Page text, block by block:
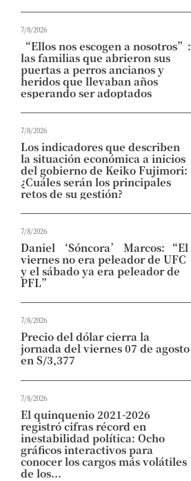
7/8/2026
“Ellos nos escogen a nosotros”:
las familias que abrieron sus
puertas a perros ancianos y
heridos que llevaban años
esperando ser adoptados
7/8/2026
Los indicadores que describen
la situación económica a inicios
del gobierno de Keiko Fujimori:
¿Cuáles serán los principales
retos de su gestión?
7/8/2026
Daniel ‘Sóncora’ Marcos: “El
viernes no era peleador de UFC
y el sábado ya era peleador de
PFL”
7/8/2026
Precio del dólar cierra la
jornada del viernes 07 de agosto
en S/3,377
7/8/2026
El quinquenio 2021-2026
registró cifras récord en
inestabilidad política: Ocho
gráficos interactivos para
conocer los cargos más volátiles
de los...